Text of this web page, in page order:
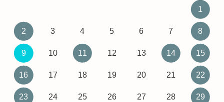
1
2 3 4 5 6 7 8
9 10 11 12 13 14 15
16 17 18 19 20 21 22
23 24 25 26 27 28 29